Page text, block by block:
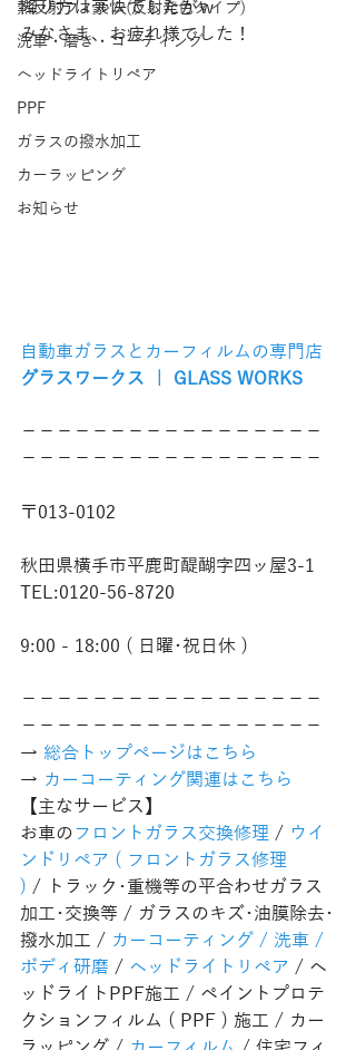
熱反射フィルム(反射発色タイプ)
洗車・磨き・コーティング
ヘッドライトリペア
PPF
ガラスの撥水加工
カーラッピング
お知らせ
降り方は豪快でしたがｗ
みなさま、お疲れ様でした！
自動車ガラスとカーフィルムの専門店
グラスワークス ｜ GLASS WORKS
−−−−−−−−−−−−−−−−−
−−−−−−−−−−−−−−−−−
〒013-0102
秋田県横手市平鹿町醍醐字四ッ屋3-1
TEL:0120-56-8720
9:00 - 18:00 ( 日曜･祝日休 )
−−−−−−−−−−−−−−−−−
−−−−−−−−−−−−−−−−−
→ 総合トップページはこちら
→ カーコーティング関連はこちら
【主なサービス】
お車のフロントガラス交換修理 / ウイ
ンドリペア ( フロントガラス修理
) / トラック･重機等の平合わせガラス
加工･交換等 / ガラスのキズ･油膜除去･
撥水加工 / カーコーティング / 洗車 /
ボディ研磨 / ヘッドライトリペア / ヘ
ッドライトPPF施工 / ペイントプロテ
クションフィルム ( PPF ) 施工 / カー